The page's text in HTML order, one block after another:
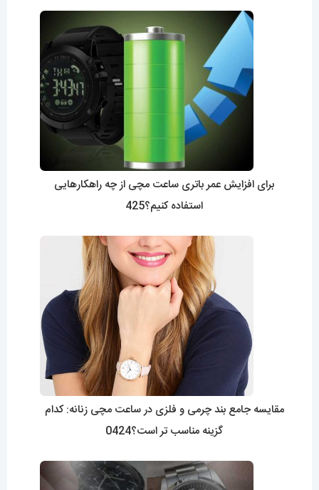
برای افزایش عمر باتری ساعت مچی از چه راهکارهایی
استفاده کنیم؟425
مقایسه جامع بند چرمی و فلزی در ساعت مچی زنانه: کدام
گزینه مناسب تر است؟0424